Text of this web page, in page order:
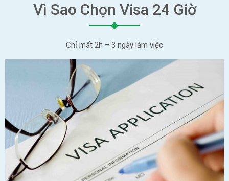
Vì Sao Chọn Visa 24 Giờ
Chỉ mất 2h – 3 ngày làm việc